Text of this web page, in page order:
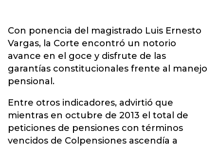
Con ponencia del magistrado Luis Ernesto
Vargas, la Corte encontró un notorio
avance en el goce y disfrute de las
garantías constitucionales frente al manejo
pensional.
Entre otros indicadores, advirtió que
mientras en octubre de 2013 el total de
peticiones de pensiones con términos
vencidos de Colpensiones ascendía a